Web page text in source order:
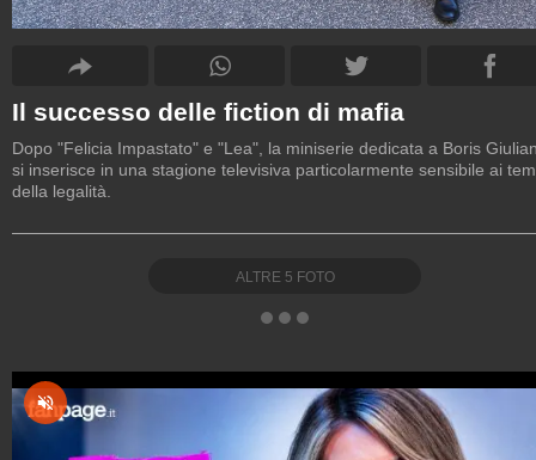
Il successo delle fiction di mafia
Dopo "Felicia Impastato" e "Lea", la miniserie dedicata a Boris
si inserisce in una stagione televisiva particolarmente sensibile ai
della legalità.
ALTRE 5 FOTO